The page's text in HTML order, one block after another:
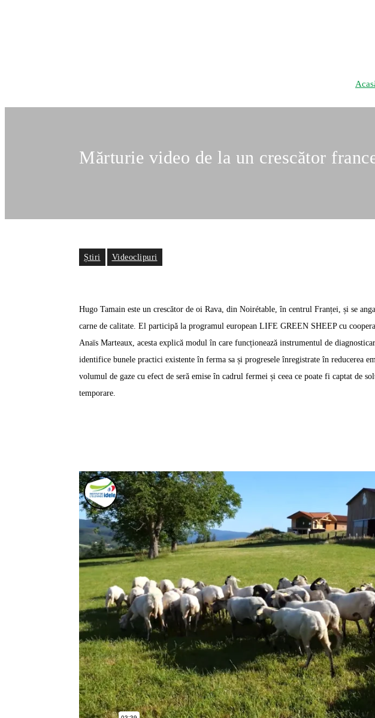
Mărturie video de la un crescător
Știri Videoclipuri
Hugo Tamain este un crescător de oi Rava, din Noirétable, în centrul Franței, și se
carne de calitate. El participă la programul european LIFE GREEN SHEEP cu
Anaïs Marteaux, acesta explică modul în care funcționează instrumentul de
identifice bunele practici existente în ferma sa și progresele înregistrate în reducerea
volumul de gaze cu efect de seră emise în cadrul fermei și ceea ce poate fi captat de
temporare.